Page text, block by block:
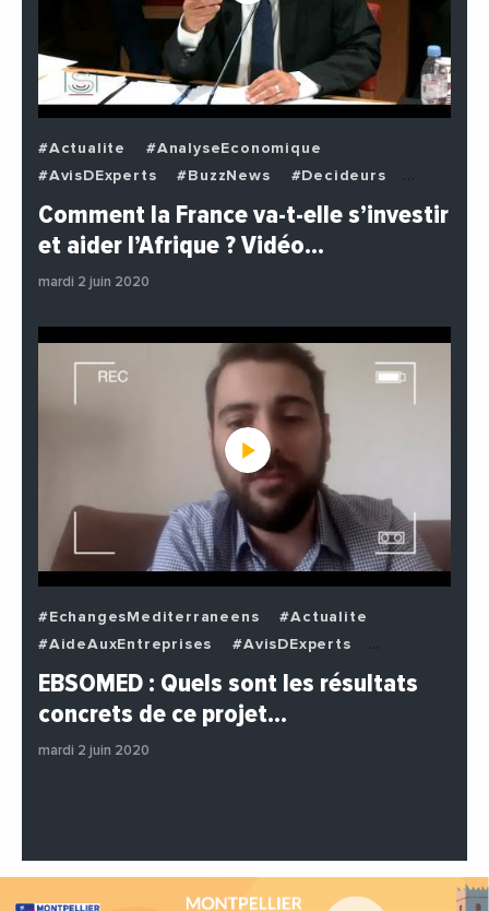
#Actualite
#AnalyseEconomique
#AvisDExperts
#BuzzNews
#Decideurs
#EchangesMediterraneens
#Economie
#Politique
Comment la France va-t-elle s’investir
et aider l’Afrique ? Vidéo…
mardi 2 juin 2020
#EchangesMediterraneens
#Actualite
#AideAuxEntreprises
#AvisDExperts
#BuzzNews
#Decideurs
#Entreprises
#Institutions
EBSOMED : Quels sont les résultats
concrets de ce projet…
mardi 2 juin 2020